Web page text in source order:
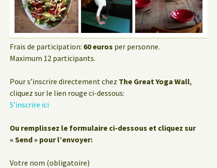
Frais de participation: 60 euros per personne.
Maximum 12 participants.
Pour s’inscrire directement chez The Great Yoga Wall,
cliquez sur le lien rouge ci-dessous:
S’inscrire ici
Ou remplissez le formulaire ci-dessous et cliquez sur
« Send » pour l’envoyer:
Votre nom (obligatoire)